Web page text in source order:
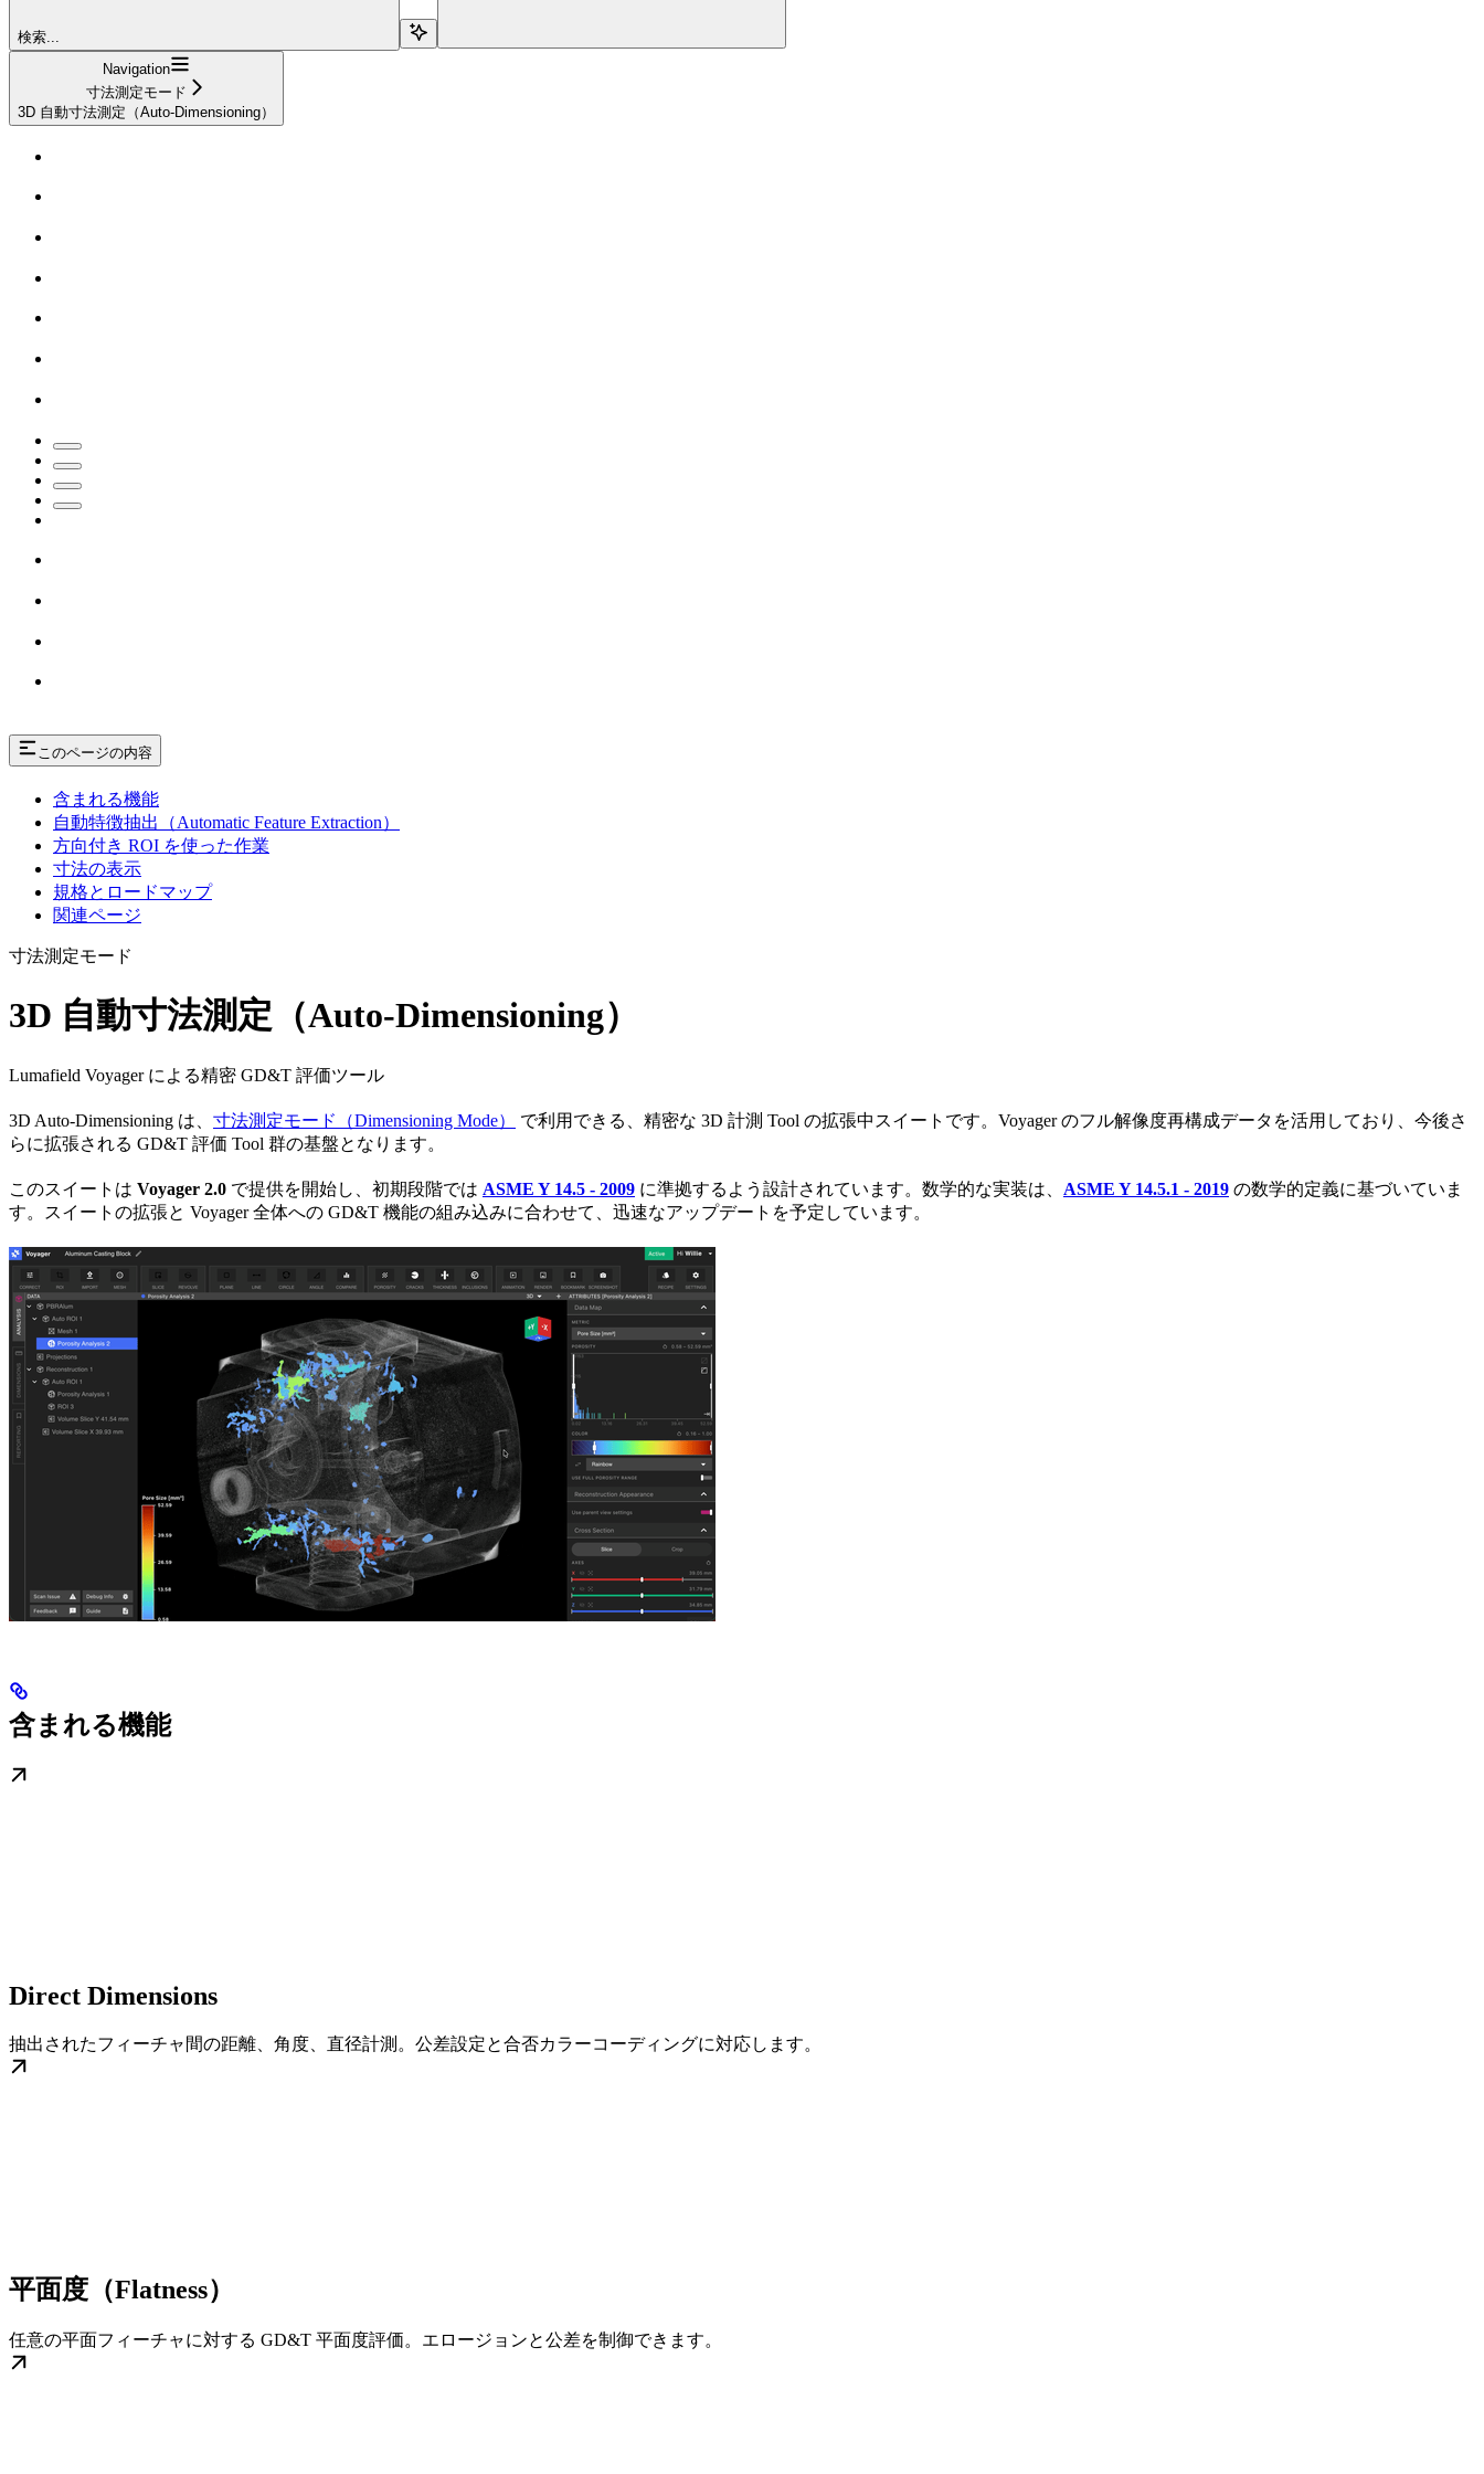
検索...
Navigation
寸法測定モード
3D 自動寸法測定（Auto-Dimensioning）
このページの内容
含まれる機能
自動特徴抽出（Automatic Feature Extraction）
方向付き ROI を使った作業
寸法の表示
規格とロードマップ
関連ページ
寸法測定モード
3D 自動寸法測定（Auto-Dimensioning）
Lumafield Voyager による精密 GD&T 評価ツール
3D Auto-Dimensioning は、 寸法測定モード（Dimensioning Mode）
で利用できる、精密な 3D 計測 Tool の拡張中スイートです。Voyager のフル解像度再構成データを活用しており、今後さ
らに拡張される GD&T 評価 Tool 群の基盤となります。
このスイートは Voyager 2.0 で提供を開始し、初期段階では ASME Y 14.5 - 2009 に準拠するよう設計されています。数学的な実装は、 ASME Y 14.5.1 - 2019 の数学的定義に基づいていま
す。スイートの拡張と Voyager 全体への GD&T 機能の組み込みに合わせて、迅速なアップデートを予定しています。
含まれる機能
Direct Dimensions
抽出されたフィーチャ間の距離、角度、直径計測。公差設定と合否カラーコーディングに対応します。
平面度（Flatness）
任意の平面フィーチャに対する GD&T 平面度評価。エロージョンと公差を制御できます。